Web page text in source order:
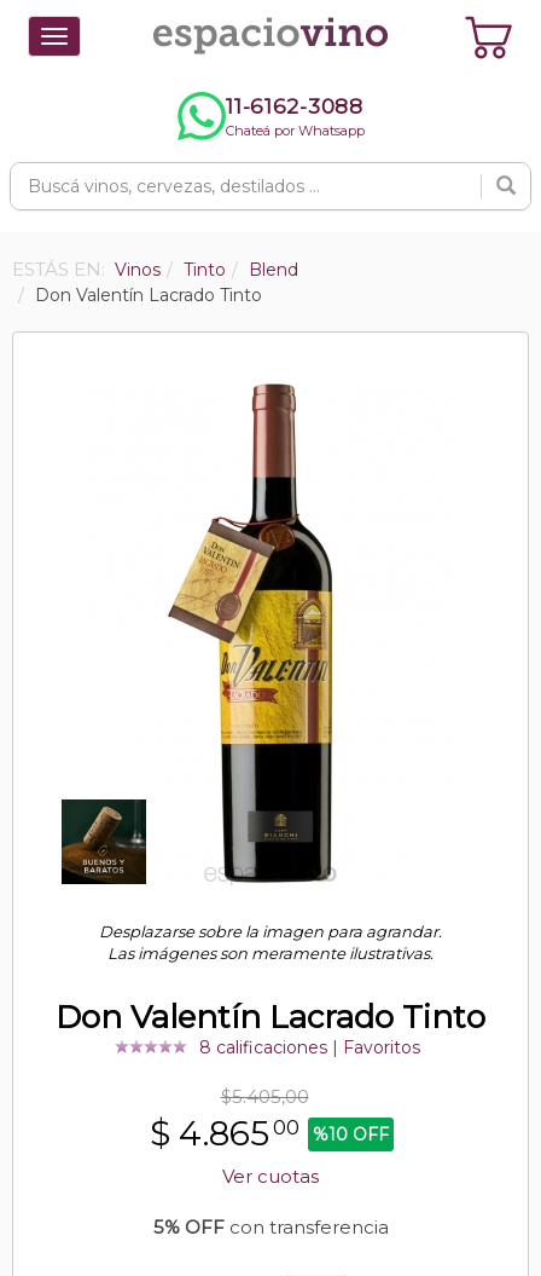
Toggle
navigation
11-6162-3088
Chateá por Whatsapp
ESTÁS EN: Vinos Tinto
Blend
Don Valentín Lacrado Tinto
Desplazarse sobre la imagen para agrandar.
Las imágenes son meramente ilustrativas.
Don Valentín Lacrado Tinto
8 calificaciones| Favoritos
$5.405,00
$ 4.865 00 %10 OFF
Ver cuotas
5% OFFcon transferencia